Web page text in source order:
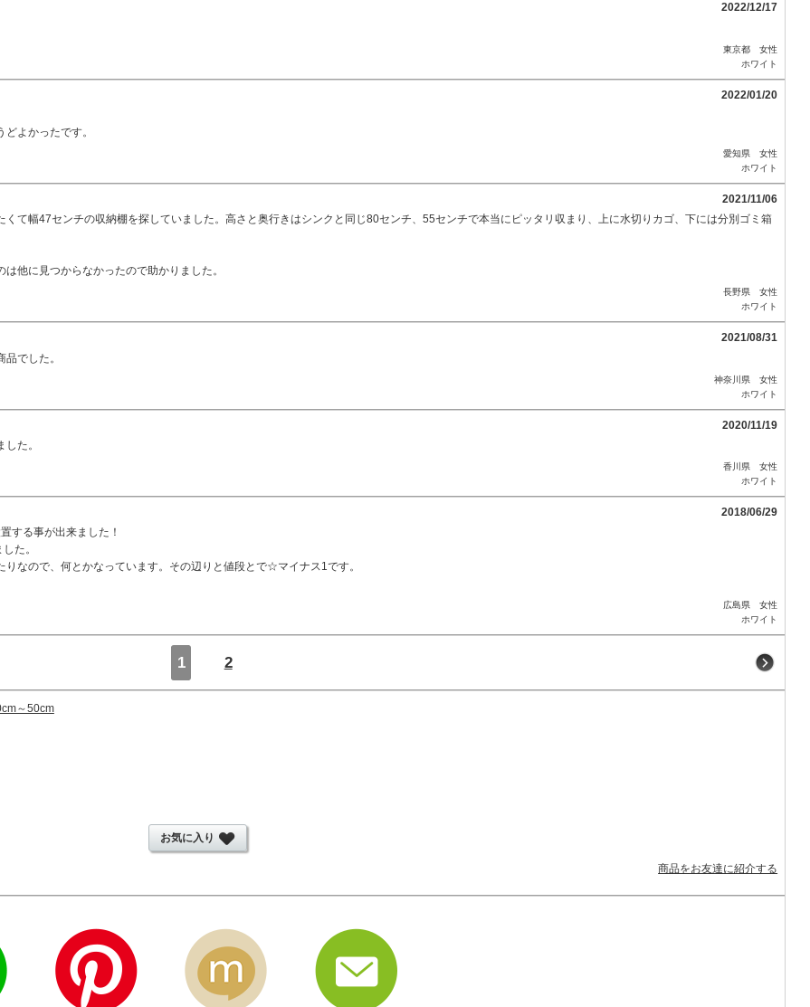
2022/12/17
東京都 女性
ホワイト
2022/01/20
よかったです。
愛知県 女性
ホワイト
2021/11/06
て幅47センチの収納棚を探していました。高さと奥行きはシンクと同じ80センチ、55センチで本当にピッタリ収まり、上に水切りカゴ、下には分別ゴミ箱
他に見つからなかったので助かりました。
長野県 女性
ホワイト
2021/08/31
でした。
神奈川県 女性
ホワイト
2020/11/19
た。
香川県 女性
ホワイト
2018/06/29
する事が出来ました！
た。
なので、何とかなっています。その辺りと値段とで☆マイナス1です。
広島県 女性
ホワイト
1 2
～50cm
お気に入り
商品をお友達に紹介する